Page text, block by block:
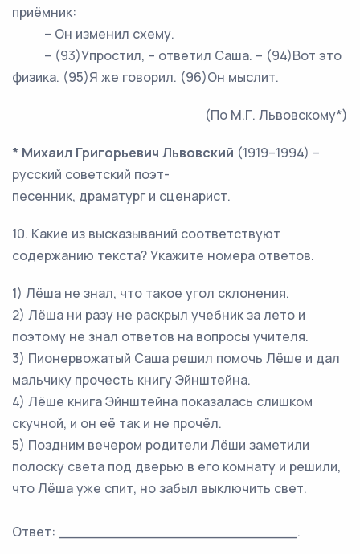
приёмник:
– Он изменил схему.
– (93)Упростил, – ответил Саша. – (94)Вот это
физика. (95)Я же говорил. (96)Он мыслит.
(По М.Г. Львовскому*)
* Михаил Григорьевич Львовский (1919–1994) –
русский советский поэт-
песенник, драматург и сценарист.
10. Какие из высказываний соответствуют
содержанию текста? Укажите номера ответов.
1) Лёша не знал, что такое угол склонения.
2) Лёша ни разу не раскрыл учебник за лето и
поэтому не знал ответов на вопросы учителя.
3) Пионервожатый Саша решил помочь Лёше и дал
мальчику прочесть книгу Эйнштейна.
4) Лёше книга Эйнштейна показалась слишком
скучной, и он её так и не прочёл.
5) Поздним вечером родители Лёши заметили
полоску света под дверью в его комнату и решили,
что Лёша уже спит, но забыл выключить свет.
Ответ: ___________________________.